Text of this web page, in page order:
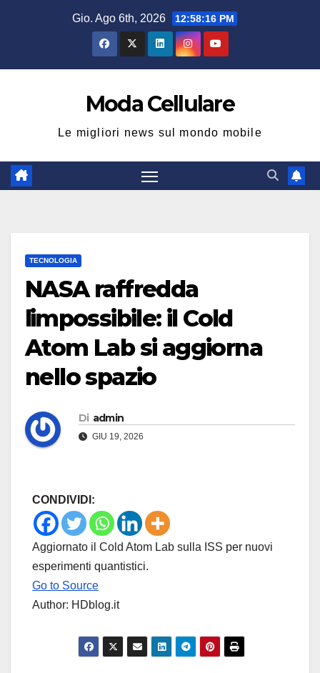
Gio. Ago 6th, 2026 12:58:17 PM
Moda Cellulare
Le migliori news sul mondo mobile
TECNOLOGIA
NASA raffredda
limpossibile: il Cold
Atom Lab si aggiorna
nello spazio
Di admin
GIU 19, 2026
CONDIVIDI:
Aggiornato il Cold Atom Lab sulla ISS per nuovi
esperimenti quantistici.
Go to Source
Author: HDblog.it